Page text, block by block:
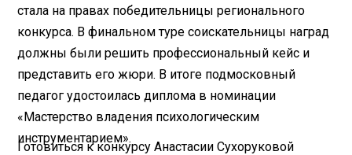
стала на правах победительницы регионального
конкурса. В финальном туре соискательницы наград
должны были решить профессиональный кейс и
представить его жюри. В итоге подмосковный
педагог удостоилась диплома в номинации
«Мастерство владения психологическим
инструментарием».
Готовиться к конкурсу Анастасии Сухоруковой